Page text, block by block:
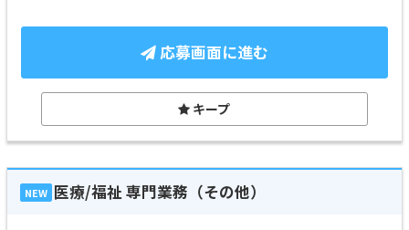
応募画面に進む
キープ
NEW 医療/福祉 専門業務（その他）